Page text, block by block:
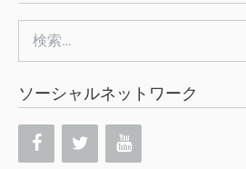
索:
ソーシャルネットワーク